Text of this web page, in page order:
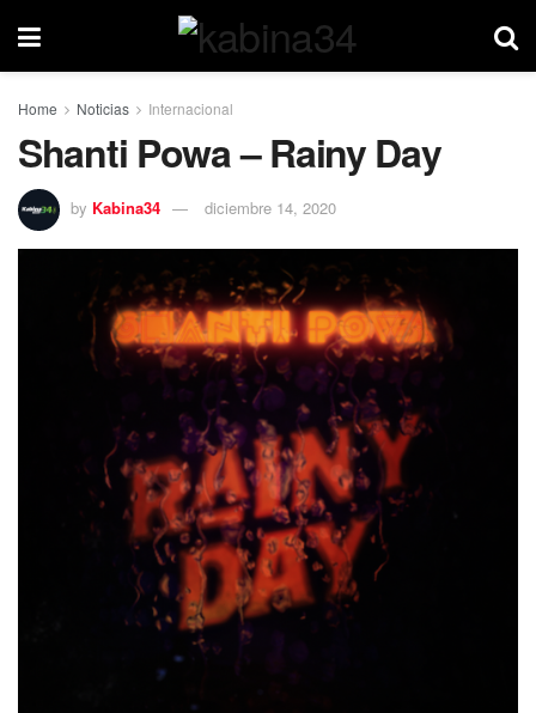
Home Noticias Internacional
Shanti Powa – Rainy Day
by Kabina34 diciembre 14, 2020